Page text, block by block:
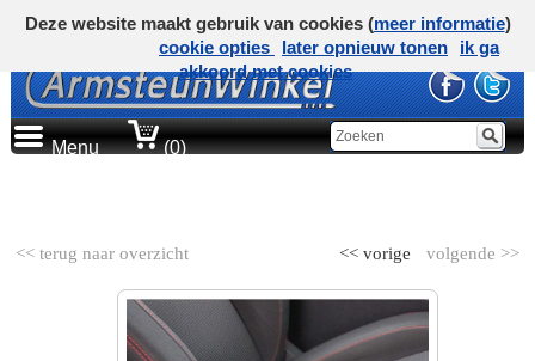
Menu (0)
<< terug naar overzicht volgende >>
<< vorige
Deze website maakt gebruik van cookies (meer informatie)
cookie opties
later opnieuw tonen
ik ga
akkoord met cookies